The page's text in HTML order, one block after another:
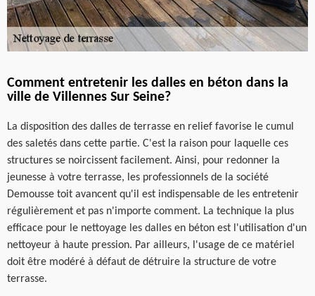
Comment entretenir les dalles en béton dans la
ville de Villennes Sur Seine?
La disposition des dalles de terrasse en relief favorise le cumul
des saletés dans cette partie. C'est la raison pour laquelle ces
structures se noircissent facilement. Ainsi, pour redonner la
jeunesse à votre terrasse, les professionnels de la société
Demousse toit avancent qu'il est indispensable de les entretenir
régulièrement et pas n'importe comment. La technique la plus
efficace pour le nettoyage les dalles en béton est l'utilisation d'un
nettoyeur à haute pression. Par ailleurs, l'usage de ce matériel
doit être modéré à défaut de détruire la structure de votre
terrasse.